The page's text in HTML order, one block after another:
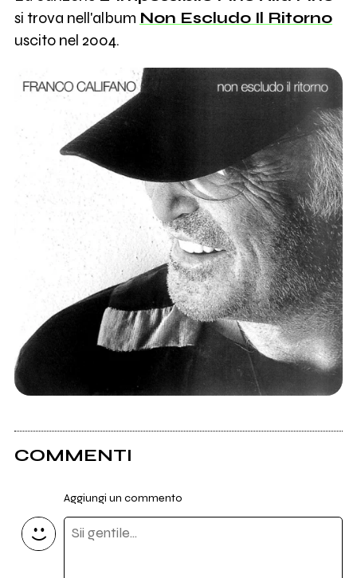
si trova nell'album Non Escludo Il Ritorno
uscito nel 2004.
COMMENTI
Aggiungi un commento